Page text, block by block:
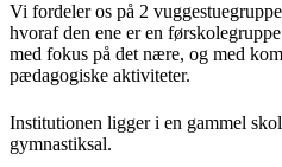
Vi fordeler os på 2
hvoraf den ene er en
med fokus på det nære, og med
pædagogiske aktiviteter.
Institutionen ligger i en gammel
gymnastiksal.